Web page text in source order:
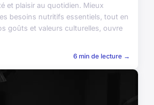
et plaisir au quotidien. Mieux
besoins nutritifs essentiels, tout en
goûts et valeurs culturelles, ouvre
6 min de lecture →